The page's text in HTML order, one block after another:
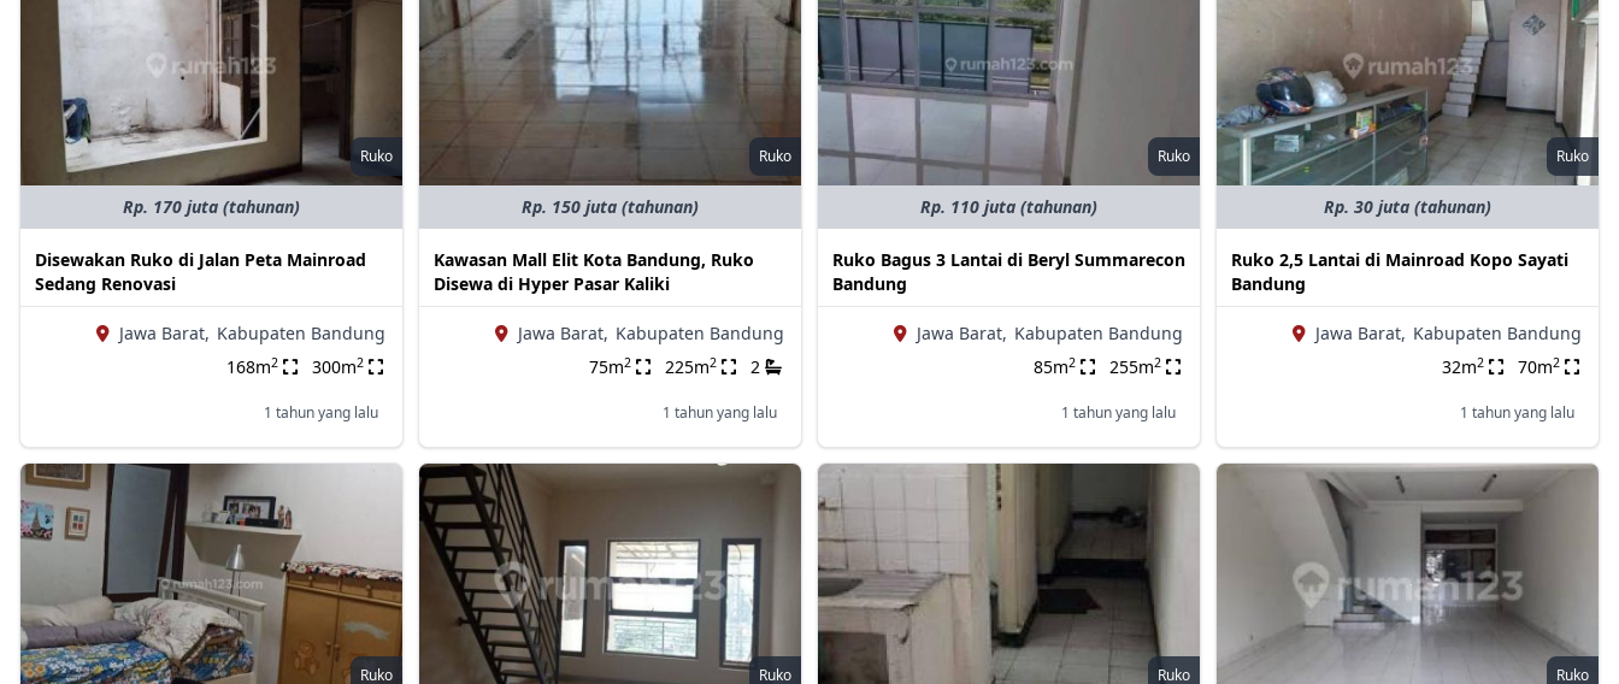
Ruko
Rp. 170 juta (tahunan)
Disewakan Ruko di Jalan Peta Mainroad
Sedang Renovasi
Jawa Barat, Kabupaten Bandung
168m2 300m2
1 tahun yang lalu
Ruko
Rp. 150 juta (tahunan)
Kawasan Mall Elit Kota Bandung, Ruko
Disewa di Hyper Pasar Kaliki
Jawa Barat, Kabupaten Bandung
75m2 225m2 2
1 tahun yang lalu
Ruko
Rp. 110 juta (tahunan)
Ruko Bagus 3 Lantai di Beryl Summarecon
Bandung
Jawa Barat, Kabupaten Bandung
85m2 255m2
1 tahun yang lalu
Ruko
Rp. 30 juta (tahunan)
Ruko 2,5 Lantai di Mainroad Kopo Sayati
Bandung
Jawa Barat, Kabupaten Bandung
32m2 70m2
1 tahun yang lalu
Ruko Ruko Ruko Ruko